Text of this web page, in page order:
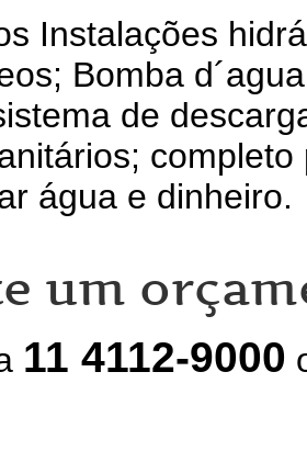
Instalações
Bomba
de
água e dinheiro.
um
11 4112-9000